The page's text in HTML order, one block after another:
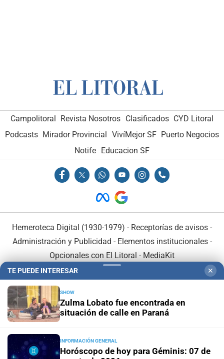
Campolitoral Revista Nosotros Clasificados CYD Litoral
Podcasts Mirador Provincial VivíMejor SF Puerto Negocios
Notife Educacion SF
Hemeroteca Digital (1930-1979) - Receptorías de avisos -
Administración y Publicidad - Elementos institucionales-
Opcionales con El Litoral - MediaKit
En Asociación con:
TE PUEDE INTERESAR ✕
SHOW
Zulma Lobato fue encontrada en
situación de calle en Paraná
INFORMACIÓN GENERAL
Horóscopo de hoy para Géminis: 07 de